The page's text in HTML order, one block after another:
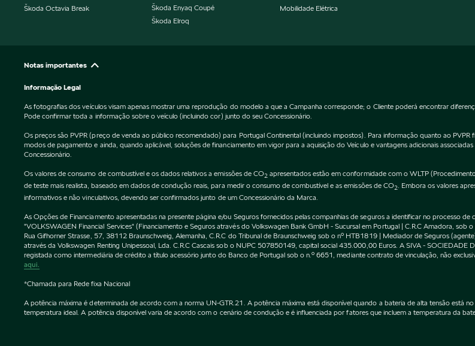
Škoda Octavia Break
Škoda Enyaq Coupé
Škoda Elroq
Mobilidade Elétrica
Notas importantes
Informação Legal
As fotografias dos veículos visam apenas mostrar uma reprodução do modelo a que a Campanha corresponde; o Cliente poderá encontrar
Pode confirmar toda a informação sobre o veículo (incluindo cor) junto do seu Concessionário.
Os preços são PVPR (preço de venda ao público recomendado) para Portugal Continental (incluindo impostos). Para informação quanto ao
modos de pagamento e ainda, quando aplicável, soluções de financiamento em vigor para a aquisição do Veículo e vantagens adicionais
Concessionário.
Os valores de consumo de combustível e os dados relativos a emissões de CO2 apresentados estão em conformidade com o WLTP
de teste mais realista, baseado em dados de condução reais, para medir o consumo de combustível e as emissões de CO2 . Embora os valores
informativos e não vinculativos, devendo ser confirmados junto de um Concessionário da Marca.
As Opções de Financiamento apresentadas na presente página e/ou Seguros fornecidos pelas companhias de seguros a identificar no processo
"VOLKSWAGEN Financial Services" (Financiamento e Seguros através do Volkswagen Bank GmbH - Sucursal em Portugal | C.R.C Amadora,
Rua Gifhorner Strasse, 57, 38112 Braunschweig, Alemanha, C.R.C do Tribunal de Braunschweig sob o nº HTB1819 | Mediador de Seguros
através da Volkswagen Renting Unipessoal, Lda. C.R.C Cascais sob o NUPC 507850149, capital social 435.000,00 Euros. A SIVA -
registada como intermediária de crédito a título acessório junto do Banco de Portugal sob o n.º 6651, mediante contrato de vinculação, não
aqui.
*Chamada para Rede fixa Nacional
A potência máxima é determinada de acordo com a norma UN-GTR.21. A potência máxima está disponível quando a bateria de alta tensão está
temperatura ideal. A potência disponível varia de acordo com o cenário de condução e é influenciada por fatores que incluem a temperatura da